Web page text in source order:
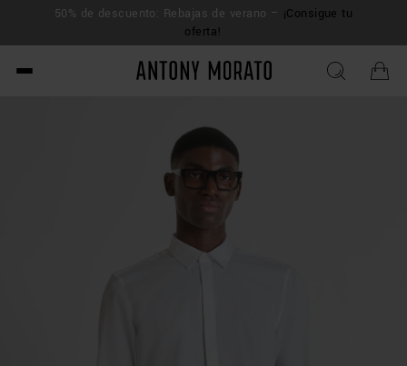
50% de descuento: Rebajas de verano – ¡Consigue tu
oferta!
Antony Morato - Official